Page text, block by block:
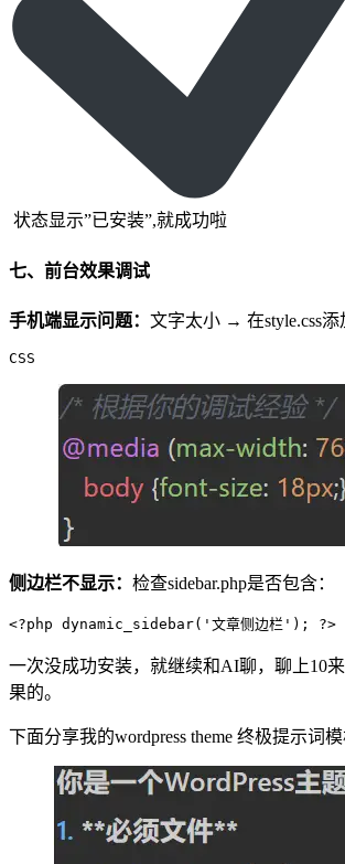
状态显示”已安装”,就成功啦
七、前台效果调试
手机端显示问题： 文字太小 → 在style.css添
CSS
侧边栏不显示： 检查sidebar.php是否包含：
<?php dynamic_sidebar('文章侧边栏'); ?>
一次没成功安装，就继续和AI聊，聊上10
果的。
下面分享我的wordpress theme 终极提示词模